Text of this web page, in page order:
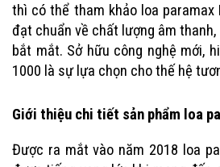
thì có thể tham khảo loa paramax
đạt chuẩn về chất lượng âm
bắt mắt. Sở hữu công nghệ mới,
1000 là sự lựa chọn cho thế hệ
Giới thiệu chi tiết sản phẩm loa
Được ra mắt vào năm 2018 loa